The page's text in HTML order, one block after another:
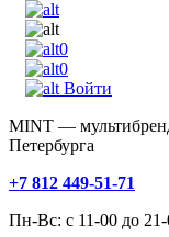
0
0
Войти
MINT —
Петербурга
+7 812 449-51-71
Пн-Вс: с 11-00 до